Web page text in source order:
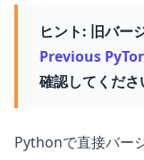
ヒント: 旧バー
Previous
確認してくださ
Pythonで直接バー